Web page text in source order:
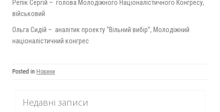
Репік Сергій – голова Молодіжного Націоналістичного Конгресу,
військовий
Ольга Сидій – аналітик проекту “Вільний вибір”, Молодіжний
націоналістичний конгрес
Posted in Новини
Недавні записи